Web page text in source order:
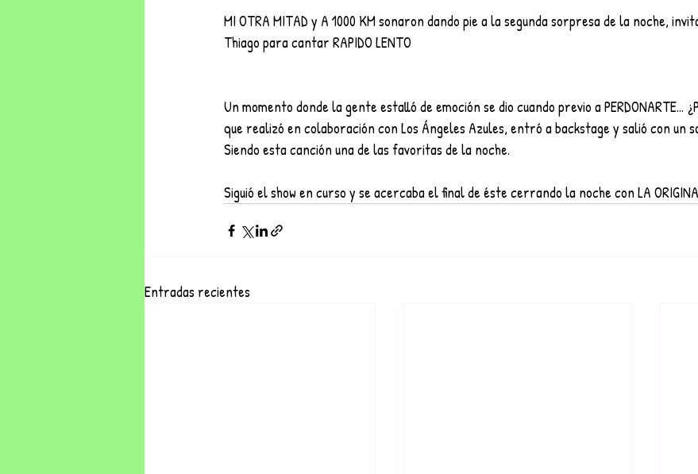
MI OTRA MITAD y A 1000 KM sonaron dando pie a la segunda sorpresa de la noche,
Thiago para cantar RAPIDO LENTO
Un momento donde la gente estalló de emoción se dio cuando previo a PERDONARTE…
que realizó en colaboración con Los Ángeles Azules, entró a backstage y salió con un
Siendo esta canción una de las favoritas de la noche.
Siguió el show en curso y se acercaba el final de éste cerrando la noche con LA
Entradas recientes